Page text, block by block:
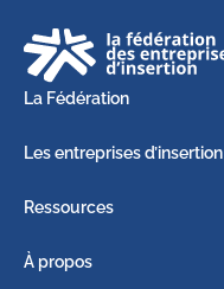
La Fédération
Les entreprises d’insertion
Ressources
À propos